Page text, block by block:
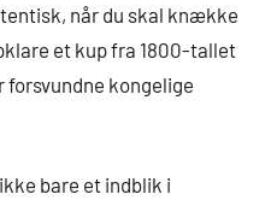
når du skal knække
et kup fra 1800-tallet
kongelige
bare et indblik i